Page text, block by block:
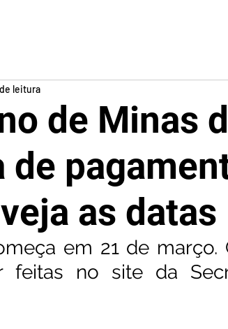
de Minas
de
as datas
leitura
em 21 de março.
feitas no site da